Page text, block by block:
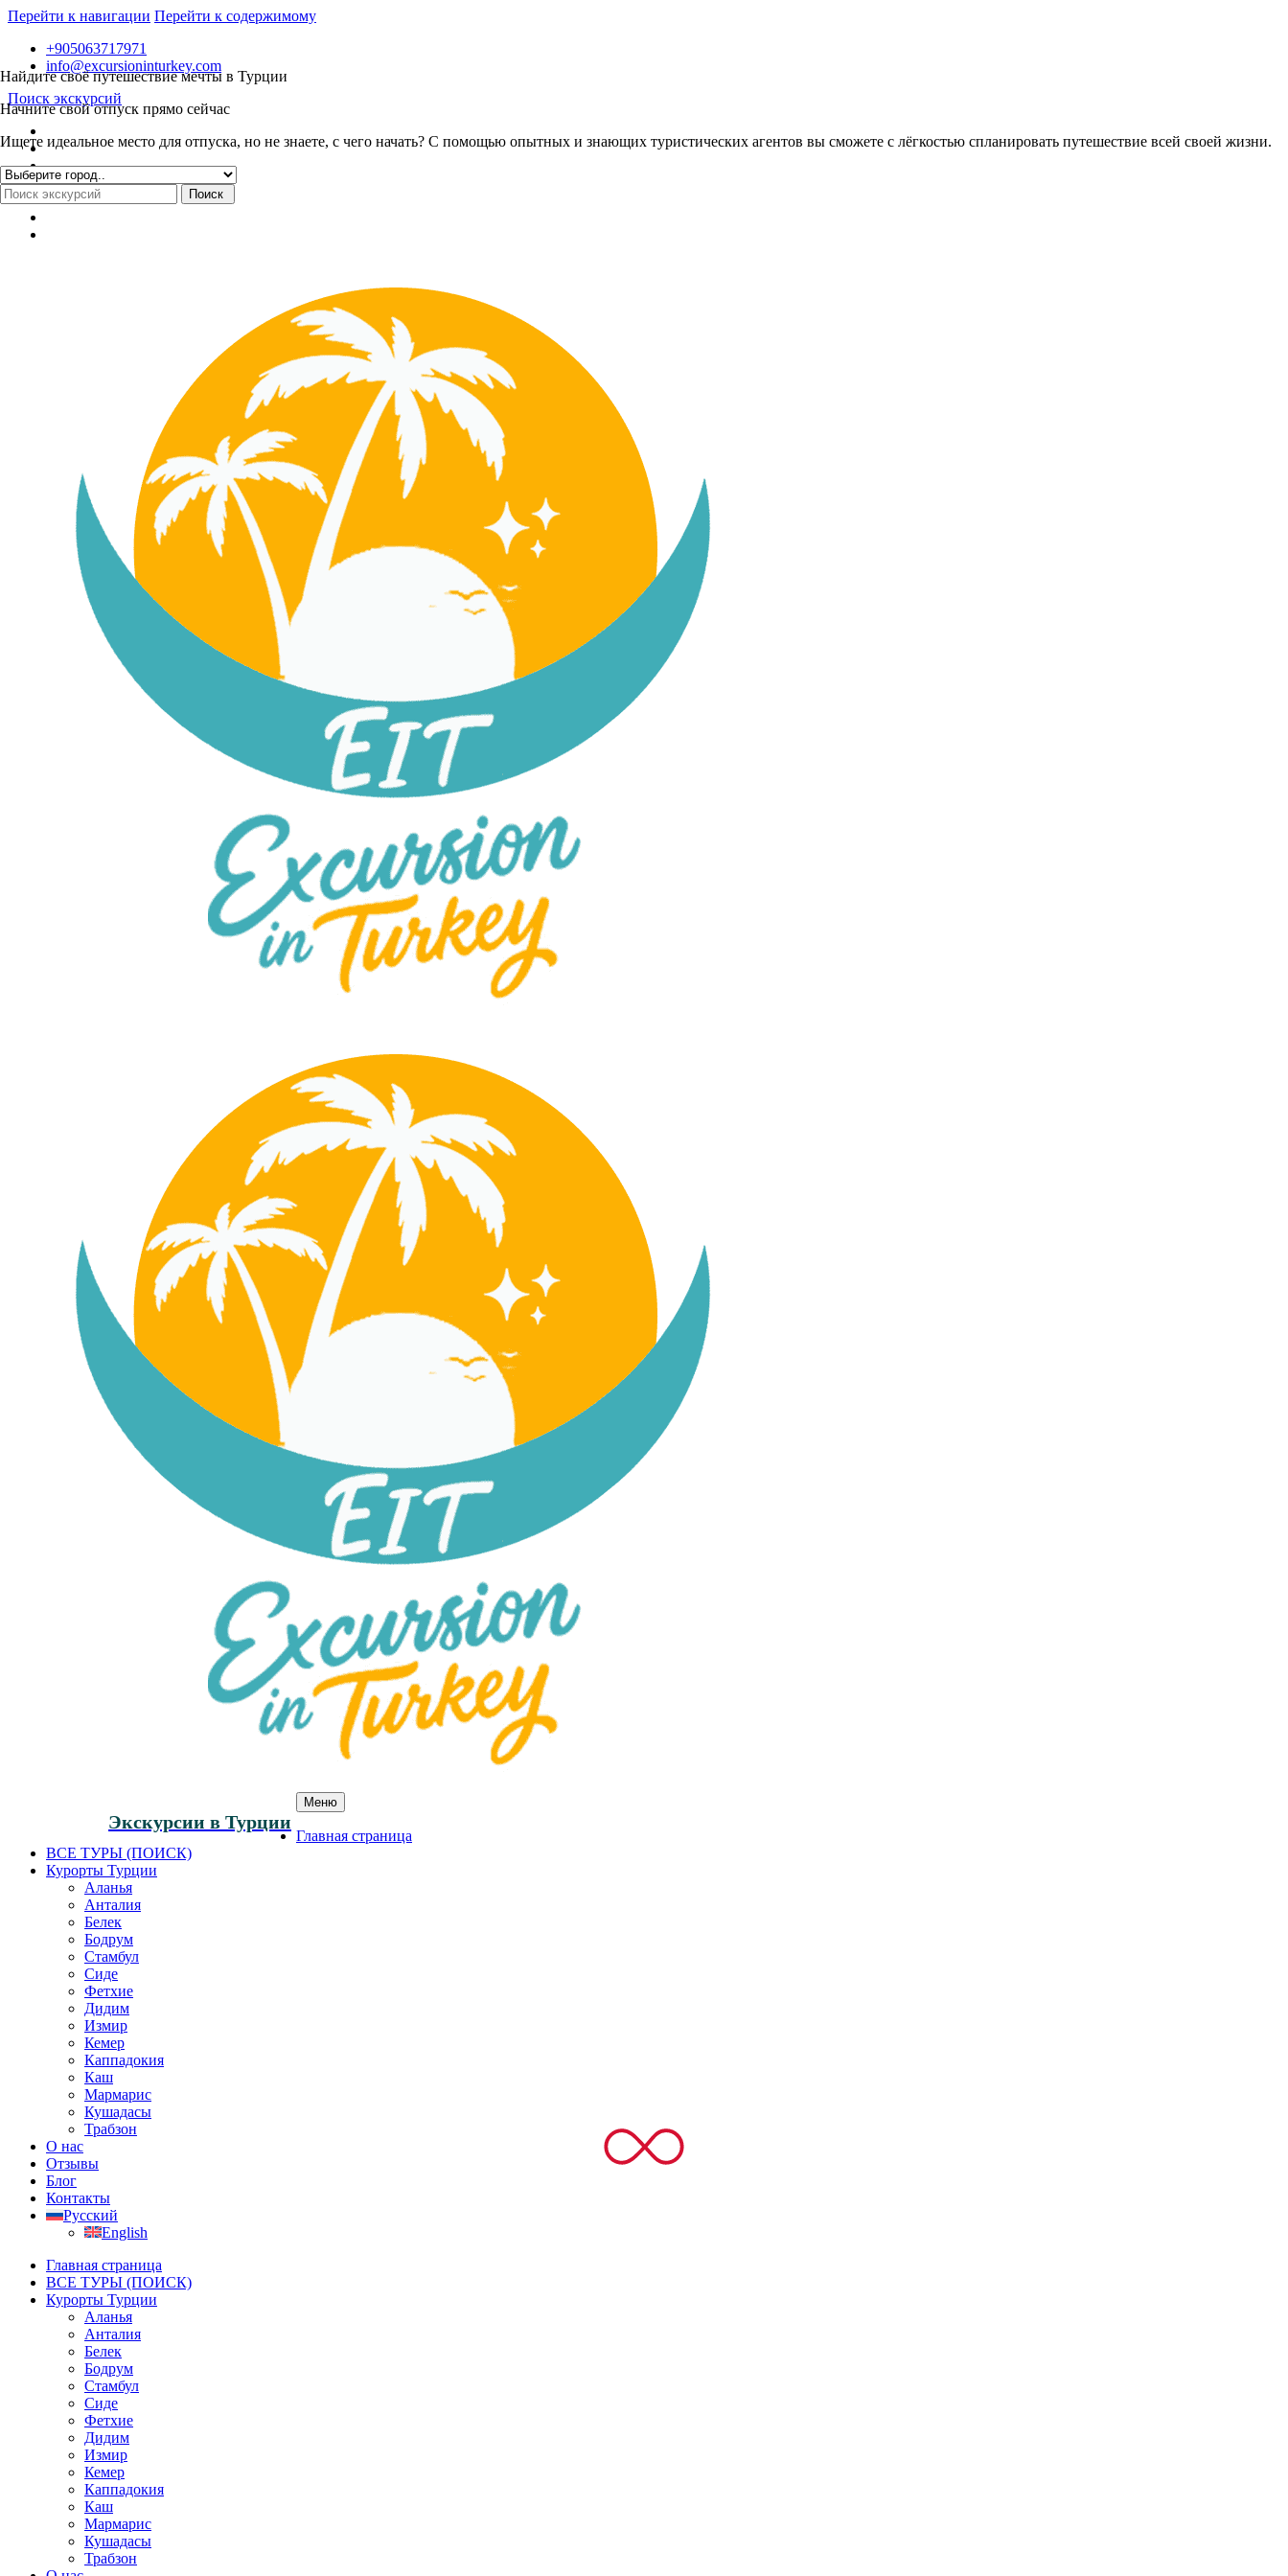
Перейти к навигации Перейти к содержимому
Найдите своё путешествие мечты в Турции
Начните свой отпуск прямо сейчас
Ищете идеальное место для отпуска, но не знаете, с чего начать? С помощью опытных и знающих туристических агентов вы сможете с лёгкостью спланировать путешествие всей своей жизни.
+905063717971
info@excursioninturkey.com
Поиск экскурсий
Меню
Экскурсии в Турции
Главная страница
ВСЕ ТУРЫ (ПОИСК)
Курорты Турции
Аланья
Анталия
Белек
Бодрум
Стамбул
Сиде
Фетхие
Дидим
Измир
Кемер
Каппадокия
Каш
Мармарис
Кушадасы
Трабзон
О нас
Отзывы
Блог
Контакты
Русский
English
Главная страница
ВСЕ ТУРЫ (ПОИСК)
Курорты Турции
Аланья
Анталия
Белек
Бодрум
Стамбул
Сиде
Фетхие
Дидим
Измир
Кемер
Каппадокия
Каш
Мармарис
Кушадасы
Трабзон